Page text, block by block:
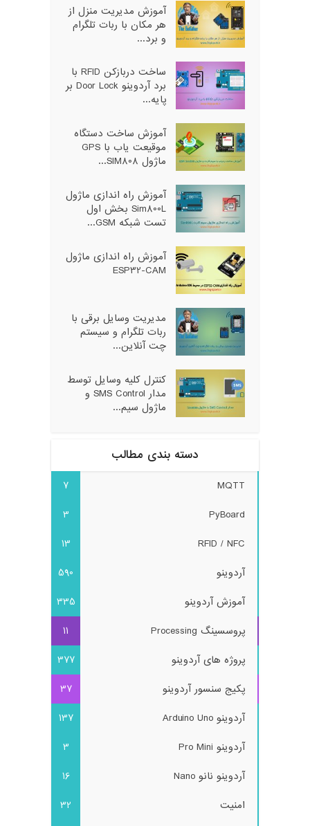
آموزش مدیریت منزل از
هر مکان با ربات تلگرام
و برد...
ساخت دربازکن RFID با
برد آردوینو Door Lock بر
پایه...
آموزش ساخت دستگاه
موقیعت یاب با GPS
ماژول SIM808...
آموزش راه اندازی ماژول
Sim800L بخش اول
تست شبکه GSM...
آموزش راه اندازی ماژول
ESP32-CAM
مدیریت وسایل برقی با
ربات تلگرام و سیستم
چت آنلاین...
کنترل کلیه وسایل توسط
مدار SMS Control و
ماژول سیم...
دسته بندی مطالب
MQTT
7
PyBoard
3
RFID / NFC
13
آردوینو
590
آموزش آردوینو
335
پروسسینگ Processing
11
پروژه های آردوینو
377
پکیج سنسور آردوینو
37
آردوینو Arduino Uno
137
آردوینو Pro Mini
3
آردوینو نانو Nano
16
امنیت
32